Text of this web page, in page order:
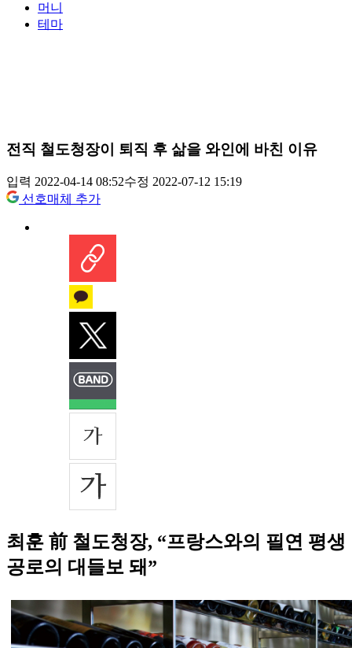
머니
테마
전직 철도청장이 퇴직 후 삶을 와인에 바친 이유
입력 2022-04-14 08:52수정 2022-07-12 15:19
선호매체 추가
최훈 前 철도청장, “프랑스와의 필연 평생
공로의 대들보 돼”